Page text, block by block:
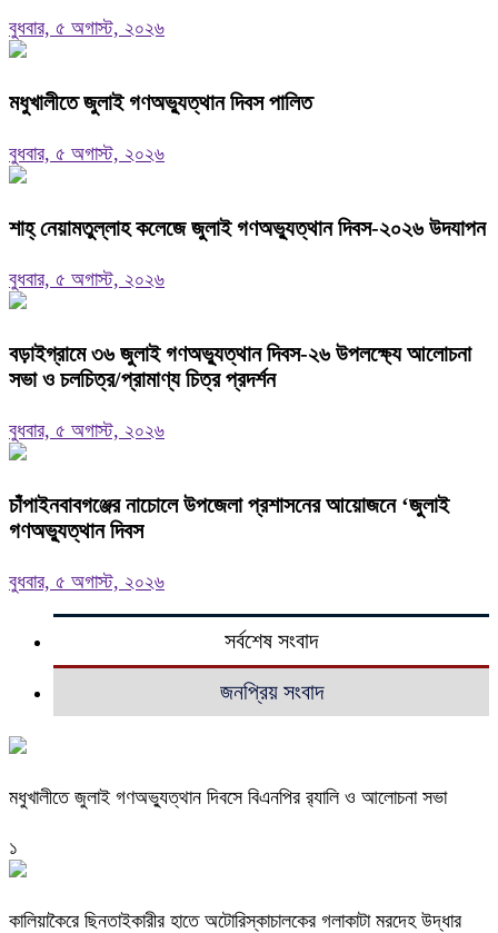
বুধবার, ৫ অগাস্ট, ২০২৬
মধুখালীতে জুলাই গণঅভ্যুত্থান দিবস পালিত
বুধবার, ৫ অগাস্ট, ২০২৬
শাহ্ নেয়ামতুল্লাহ কলেজে জুলাই গণঅভ্যুত্থান দিবস-২০২৬ উদযাপন
বুধবার, ৫ অগাস্ট, ২০২৬
বড়াইগ্রামে ৩৬ জুলাই গণঅভ্যুত্থান দিবস-২৬ উপলক্ষ্যে আলোচনা
সভা ও চলচিত্র/প্রামাণ্য চিত্র প্রদর্শন
বুধবার, ৫ অগাস্ট, ২০২৬
চাঁপাইনবাবগঞ্জের নাচোলে উপজেলা প্রশাসনের আয়োজনে ‘জুলাই
গণঅভ্যুত্থান দিবস
বুধবার, ৫ অগাস্ট, ২০২৬
সর্বশেষ সংবাদ
জনপ্রিয় সংবাদ
মধুখালীতে জুলাই গণঅভ্যুত্থান দিবসে বিএনপির র‍্যালি ও আলোচনা সভা
১
কালিয়াকৈরে ছিনতাইকারীর হাতে অটোরিস্কাচালকের গলাকাটা মরদেহ উদ্ধার